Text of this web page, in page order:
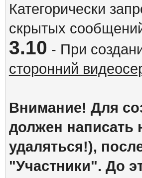
Категорически
скрытых
3.10 - При
сторонний
Внимание! Для
должен написать
удаляться!),
"Участники". До